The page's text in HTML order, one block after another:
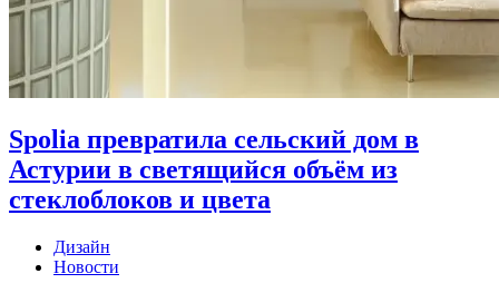
Spolia превратила сельский дом в
Астурии в светящийся объём из
стеклоблоков и цвета
Дизайн
Новости